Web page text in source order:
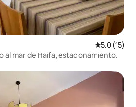
Calificación
5.0 (15)
al mar de Haifa, estacionamiento.